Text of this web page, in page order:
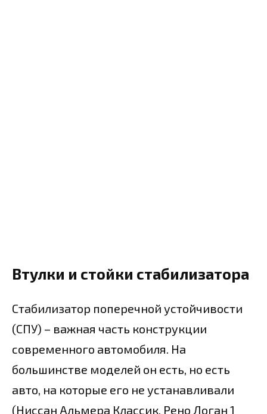
Втулки и стойки стабилизатора
Стабилизатор поперечной устойчивости
(СПУ) – важная часть конструкции
современного автомобиля. На
большинстве моделей он есть, но есть
авто, на которые его не устанавливали
(Ниссан Альмера Классик, Рено Логан 1